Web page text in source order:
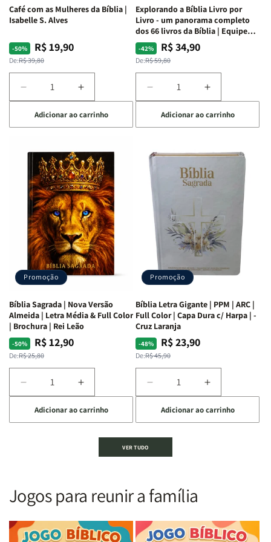
Café com as Mulheres da Bíblia |
Isabelle S. Alves
-50%
Preço
normal
De:R$ 39,80
Preço
promocional
R$ 19,90
Diminuir
a
quantidade
de
com
Mulheres
da
Bíblia
Isabelle
S.
Alves
Aumentar
a
quantidade
de
com
as
Mulheres
da
Bíblia
|
Isabelle
S.
Alves
Adicionar ao carrinho
Explorando a Bíblia Livro por
Livro - um panorama completo
dos 66 livros da Bíblia | Equipe
teológica Penkal
-42%
Preço
normal
De:R$ 59,80
Preço
promocional
R$ 34,90
Diminuir
a
quantidade
de
a
Bíblia
Livro
por
Livro
um
panorama
completo
dos
66
da
Bíblia
Equipe
teológica
Penkal
Aumentar
a
quantidade
de
a
Bíblia
Livro
-
um
panorama
completo
dos
da
Bíblia
Penkal
Adicionar ao carrinho
Promoção
Bíblia Sagrada | Nova Versão
Almeida | Letra Média & Full Color
| Brochura | Rei Leão
-50%
Preço
normal
De:R$ 25,80
Preço
promocional
R$ 12,90
Diminuir
a
quantidade
de
Almeida
Letra
Aumentar
a
quantidade
de
Bíblia
Almeida
Letra
Adicionar ao carrinho
Promoção
Bíblia Letra Gigante | PPM | ARC |
Full Color | Capa Dura c/ Harpa | -
Cruz Laranja
-48%
Preço
normal
De:R$ 45,90
Preço
promocional
R$ 23,90
Diminuir
a
quantidade
de
Bíblia
PPM
|
|
Aumentar
a
quantidade
de
|
Adicionar ao carrinho
VER TUDO
Jogos para reunir a família